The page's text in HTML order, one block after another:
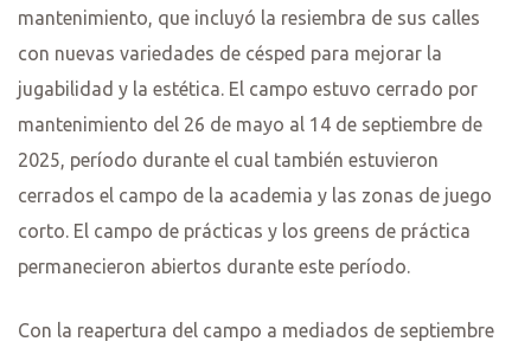
mantenimiento, que incluyó la resiembra de sus calles
con nuevas variedades de césped para mejorar la
jugabilidad y la estética. El campo estuvo cerrado por
mantenimiento del 26 de mayo al 14 de septiembre de
2025, período durante el cual también estuvieron
cerrados el campo de la academia y las zonas de juego
corto. El campo de prácticas y los greens de práctica
permanecieron abiertos durante este período.
Con la reapertura del campo a mediados de septiembre